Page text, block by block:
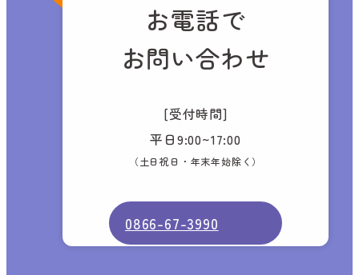
お電話で
お問い合わせ
[受付時間]
平日9:00~17:00
（土日祝日・年末年始除く）
0866-67-3990